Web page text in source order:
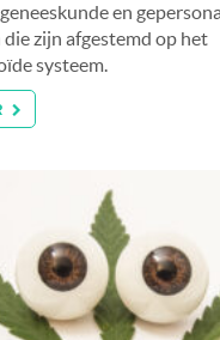
en
zijn afgestemd op het
systeem.